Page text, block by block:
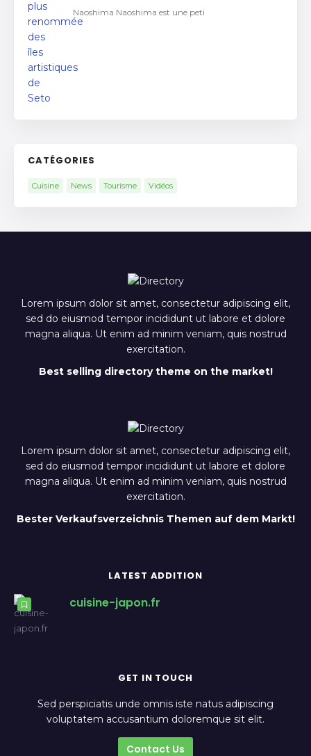
Naoshima Naoshima est une peti
CATÉGORIES
Cuisine News Tourisme Vidéos
Lorem ipsum dolor sit amet, consectetur adipiscing elit,
sed do eiusmod tempor incididunt ut labore et dolore
magna aliqua. Ut enim ad minim veniam, quis nostrud
exercitation.
Best selling directory theme on the market!
Lorem ipsum dolor sit amet, consectetur adipiscing elit,
sed do eiusmod tempor incididunt ut labore et dolore
magna aliqua. Ut enim ad minim veniam, quis nostrud
exercitation.
Bester Verkaufsverzeichnis Themen auf dem Markt!
LATEST ADDITION
cuisine-japon.fr
GET IN TOUCH
Sed perspiciatis unde omnis iste natus adipiscing
voluptatem accusantium doloremque sit elit.
Contact Us